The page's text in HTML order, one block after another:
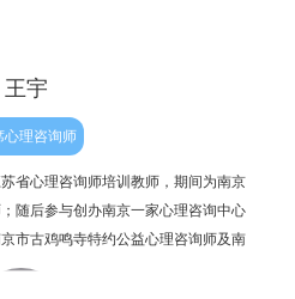
王宇
心理咨询师
省心理咨询师培训教师，期间为南京
随后参与创办南京一家心理咨询中心
市古鸡鸣寺特约公益心理咨询师及南
。咨询案例过两千例，治疗时长超一